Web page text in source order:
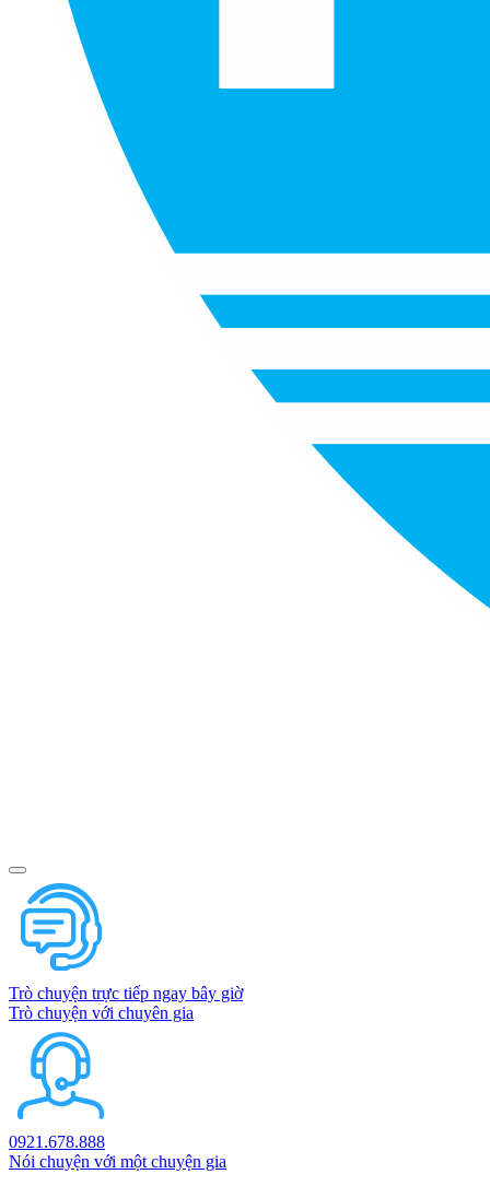
Trò chuyện trực tiếp ngay bây giờ
Trò chuyện với chuyên gia
0921.678.888
Nói chuyện với một chuyện gia